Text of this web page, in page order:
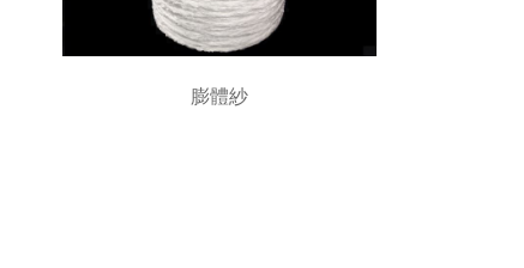
膨體紗